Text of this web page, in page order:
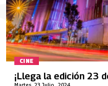
CINE
Martes, 23 Julio , 2024
¡Llega la edición 23